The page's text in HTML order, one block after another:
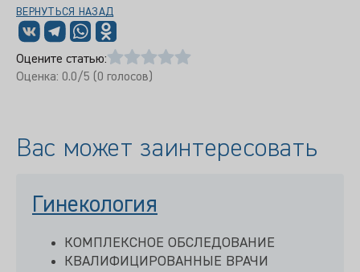
ВЕРНУТЬСЯ НАЗАД
Оцените статью:
Оценка: 0.0/5 (0 голосов)
Вас может заинтересовать
Гинекология
КОМПЛЕКСНОЕ ОБСЛЕДОВАНИЕ
КВАЛИФИЦИРОВАННЫЕ ВРАЧИ